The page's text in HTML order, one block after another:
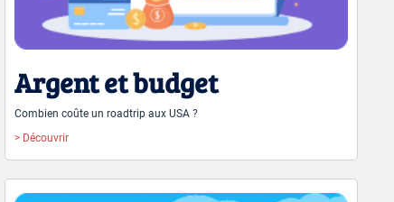
Argent et budget
Combien coûte un roadtrip aux USA ?
> Découvrir